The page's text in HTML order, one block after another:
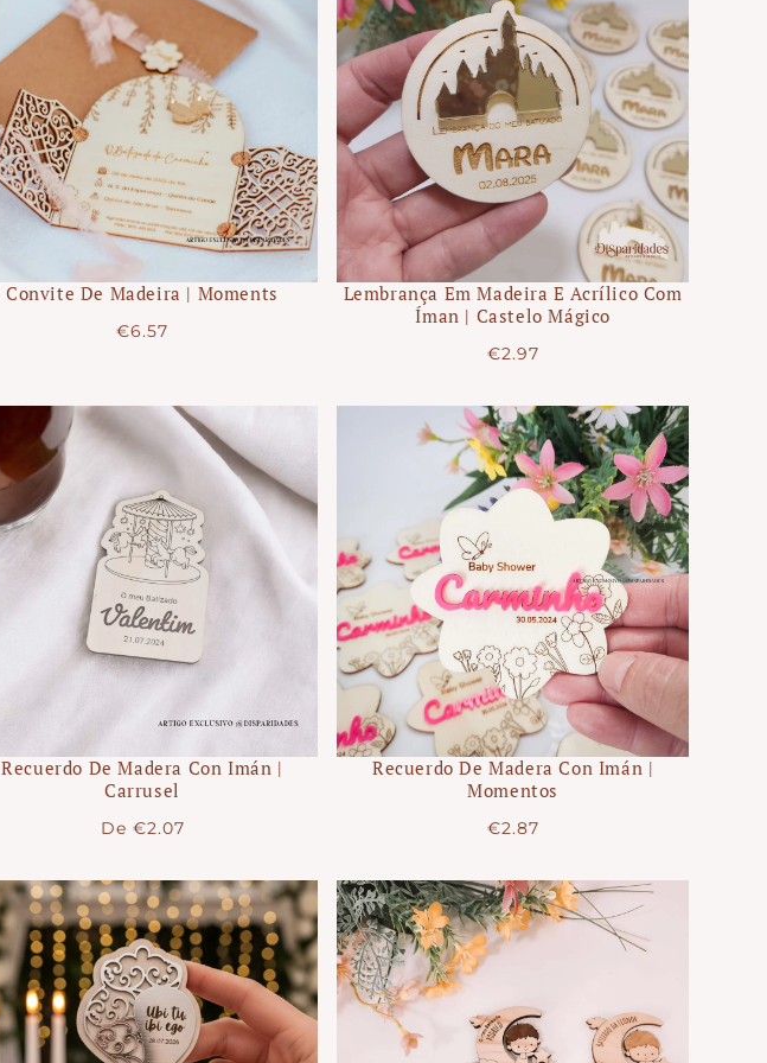
Convite De Madeira | Moments
Precio
€6.57
Lembrança Em Madeira E Acrílico Com
Íman | Castelo Mágico
Precio
€2.97
Recuerdo De Madera Con Imán |
Carrusel
Precio
De €2.07
Recuerdo De Madera Con Imán |
Momentos
Precio
€2.87